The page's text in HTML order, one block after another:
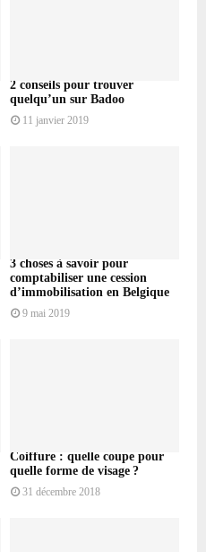
2 conseils pour trouver
quelqu’un sur Badoo
11 janvier 2019
3 choses à savoir pour
comptabiliser une cession
d’immobilisation en Belgique
9 mai 2019
Coiffure : quelle coupe pour
quelle forme de visage ?
31 décembre 2018